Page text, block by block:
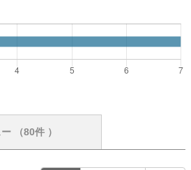
（80件 ）